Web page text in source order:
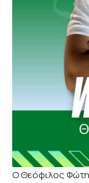
Ο Θεόφιλος